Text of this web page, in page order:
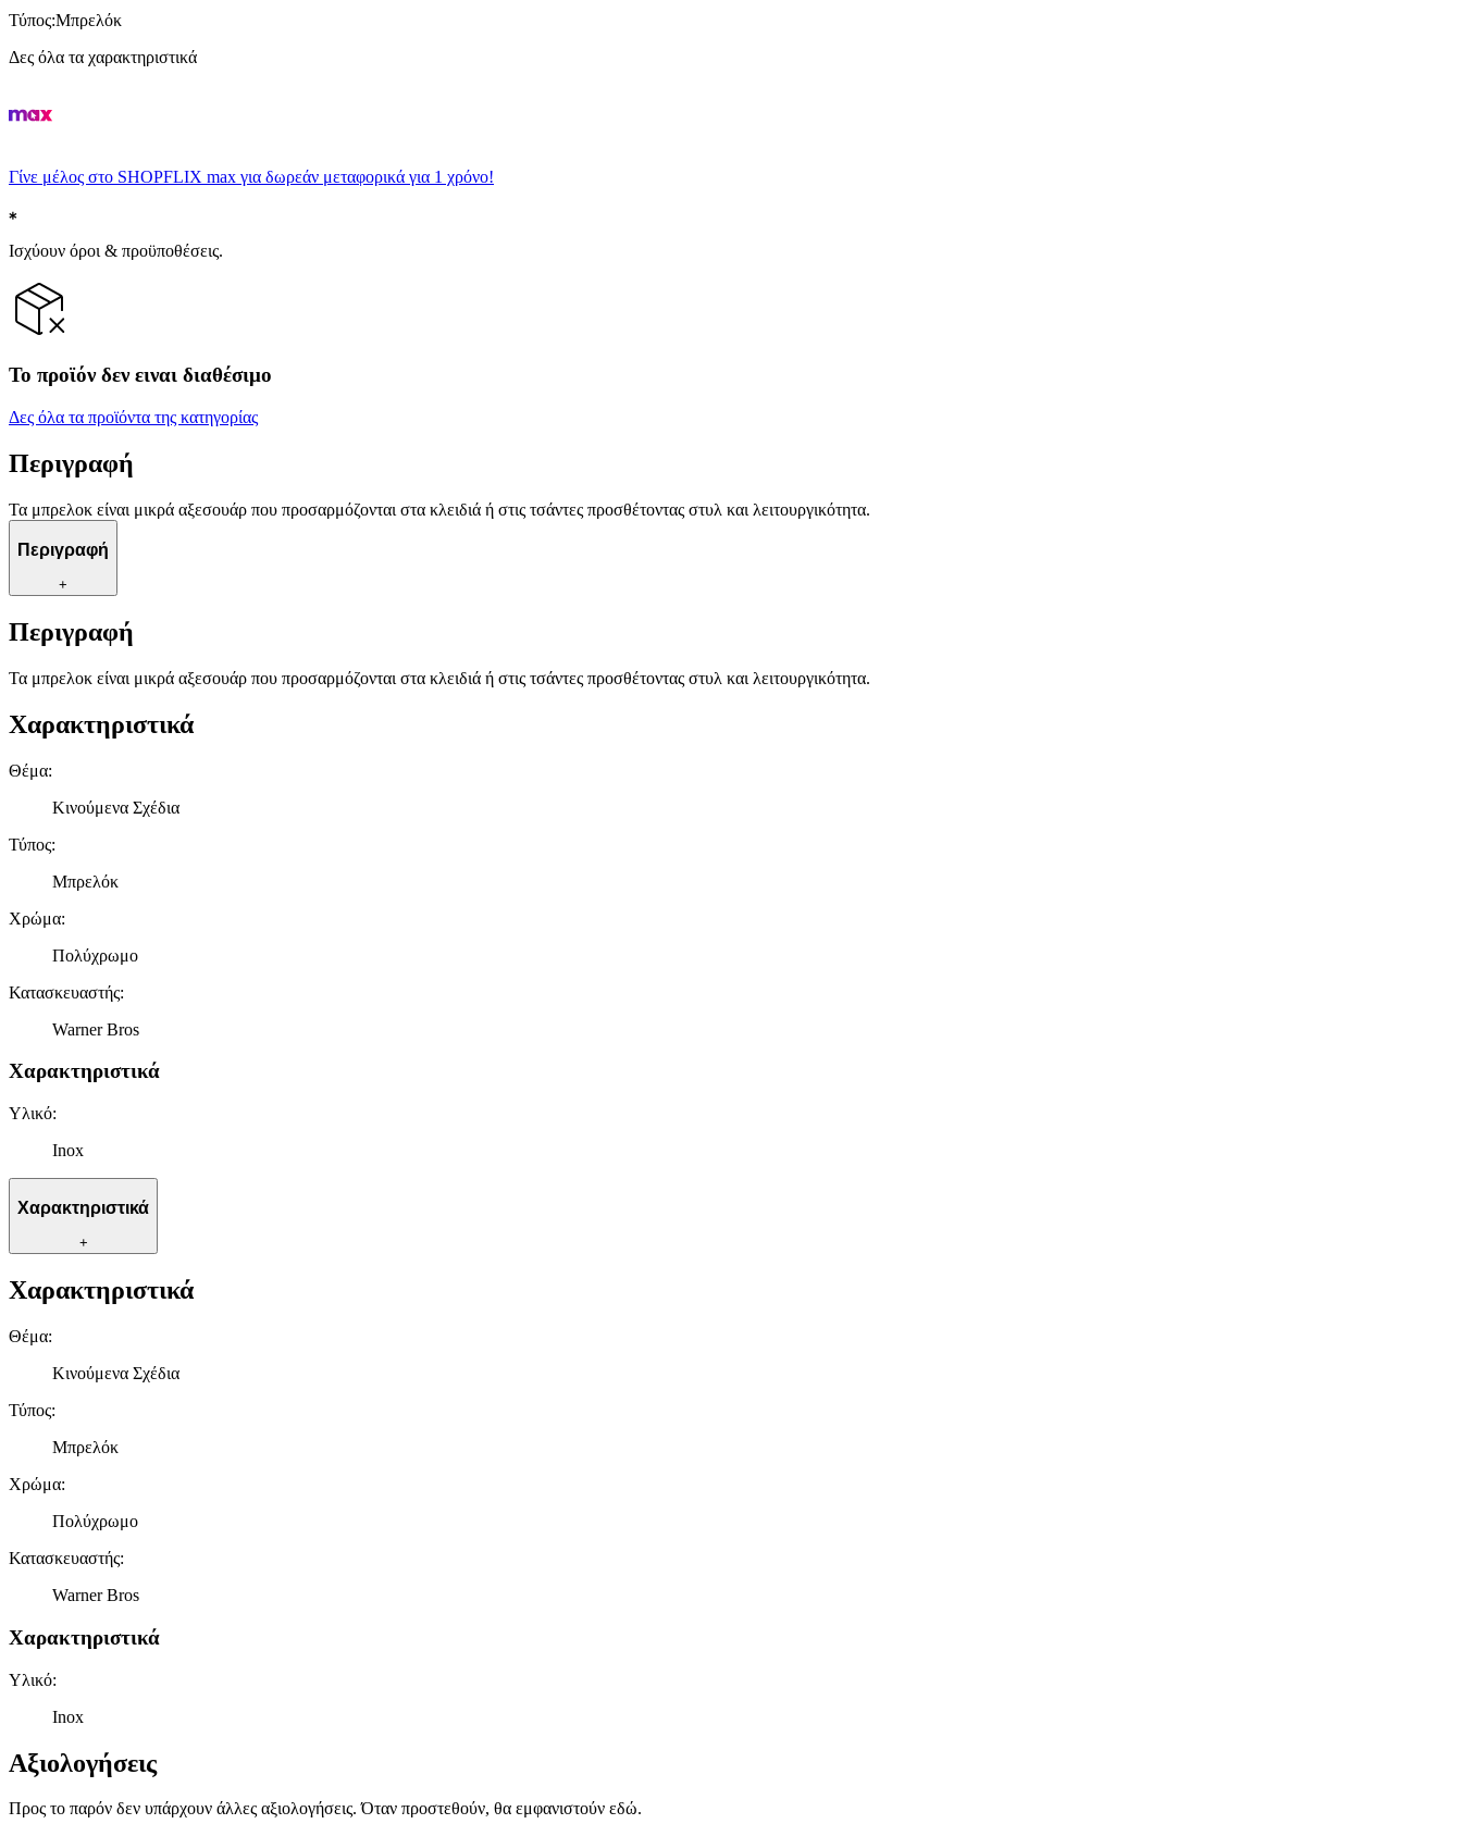
Τύπος:Μπρελόκ
Δες όλα τα χαρακτηριστικά
Γίνε μέλος στο SHOPFLIX max για δωρεάν μεταφορικά για 1 χρόνο!
Ισχύουν όροι & προϋποθέσεις.
Το προϊόν δεν ειναι διαθέσιμο
Δες όλα τα προϊόντα της κατηγορίας
Περιγραφή
Τα μπρελοκ είναι μικρά αξεσουάρ που προσαρμόζονται στα κλειδιά ή στις τσάντες προσθέτοντας στυλ και λειτουργικότητα.
Περιγραφή
+
Περιγραφή
Τα μπρελοκ είναι μικρά αξεσουάρ που προσαρμόζονται στα κλειδιά ή στις τσάντες προσθέτοντας στυλ και λειτουργικότητα.
Χαρακτηριστικά
Θέμα:
Κινούμενα Σχέδια
Τύπος:
Μπρελόκ
Χρώμα:
Πολύχρωμο
Κατασκευαστής:
Warner Bros
Χαρακτηριστικά
Υλικό:
Inox
Χαρακτηριστικά
+
Χαρακτηριστικά
Θέμα:
Κινούμενα Σχέδια
Τύπος:
Μπρελόκ
Χρώμα:
Πολύχρωμο
Κατασκευαστής:
Warner Bros
Χαρακτηριστικά
Υλικό:
Inox
Αξιολογήσεις
Προς το παρόν δεν υπάρχουν άλλες αξιολογήσεις. Όταν προστεθούν, θα εμφανιστούν εδώ.